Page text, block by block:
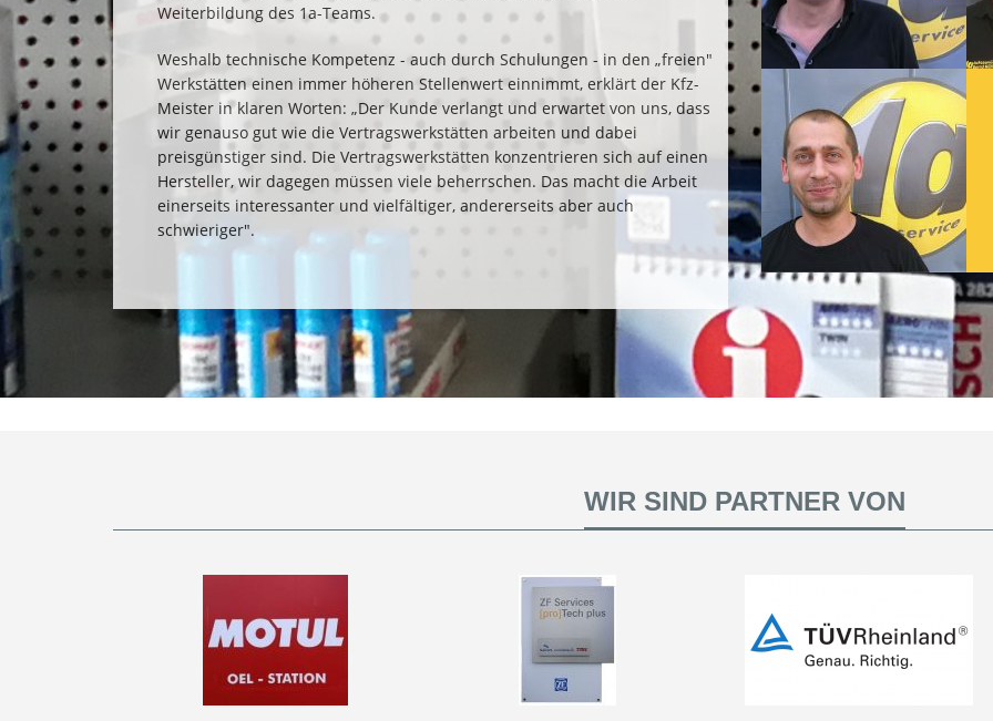
Weiterbildung des 1a-Teams.
Weshalb technische Kompetenz - auch durch Schulungen - in den „freien"
Werkstätten einen immer höheren Stellenwert einnimmt, erklärt der Kfz-
Meister in klaren Worten: „Der Kunde verlangt und erwartet von uns, dass
wir genauso gut wie die Vertragswerkstätten arbeiten und dabei
preisgünstiger sind. Die Vertragswerkstätten konzentrieren sich auf einen
Hersteller, wir dagegen müssen viele beherrschen. Das macht die Arbeit
einerseits interessanter und vielfältiger, andererseits aber auch
schwieriger".
Bernd Müller
INHABER
WIR SIND PARTNER VON